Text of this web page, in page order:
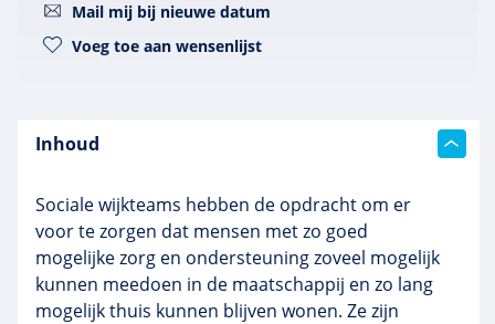
Mail mij bij nieuwe datum
Voeg toe aan wensenlijst
Inhoud
Sociale wijkteams hebben de opdracht om er
voor te zorgen dat mensen met zo goed
mogelijke zorg en ondersteuning zoveel mogelijk
kunnen meedoen in de maatschappij en zo lang
mogelijk thuis kunnen blijven wonen. Ze zijn